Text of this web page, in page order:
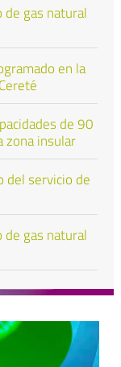
gas natural
en la
de 90
zona insular
del servicio de
gas natural